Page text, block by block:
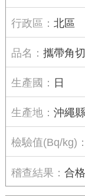
北區
攜帶角
日
沖繩縣
合格